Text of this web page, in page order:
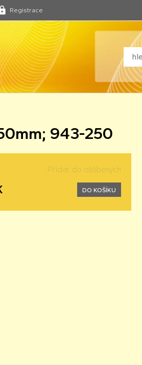
Registrace
943-250
Přidat do oblíbených
DO KOŠÍKU